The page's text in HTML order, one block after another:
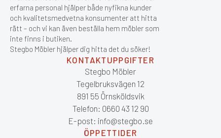
erfarna personal hjälper både nyfikna kunder
och kvalitetsmedvetna konsumenter att hitta
rätt – och vi kan även beställa hem möbler som
inte finns i butiken.
Stegbo Möbler hjälper dig hitta det du söker!
KONTAKTUPPGIFTER
Stegbo Möbler
Tegelbruksvägen 12
891 55 Örnsköldsvik
Telefon: 0660 43 12 90
E-post: info@stegbo.se
ÖPPETTIDER